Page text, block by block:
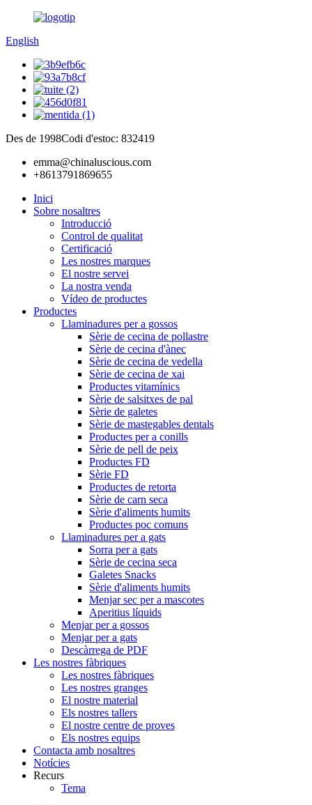
English
Des de 1998Codi d'estoc: 832419
emma@chinaluscious.com
+8613791869655
Inici
Sobre nosaltres
Introducció
Control de qualitat
Certificació
Les nostres marques
El nostre servei
La nostra venda
Vídeo de productes
Productes
Llaminadures per a gossos
Sèrie de cecina de pollastre
Sèrie de cecina d'ànec
Sèrie de cecina de vedella
Sèrie de cecina de xai
Productes vitamínics
Sèrie de salsitxes de pal
Sèrie de galetes
Sèrie de mastegables dentals
Productes per a conills
Sèrie de pell de peix
Productes FD
Sèrie FD
Productes de retorta
Sèrie de carn seca
Sèrie d'aliments humits
Productes poc comuns
Llaminadures per a gats
Sorra per a gats
Sèrie de cecina seca
Galetes Snacks
Sèrie d'aliments humits
Menjar sec per a mascotes
Aperitius líquids
Menjar per a gossos
Menjar per a gats
Descàrrega de PDF
Les nostres fàbriques
Les nostres fàbriques
Les nostres granges
El nostre material
Els nostres tallers
El nostre centre de proves
Els nostres equips
Contacta amb nosaltres
Notícies
Recurs
Tema